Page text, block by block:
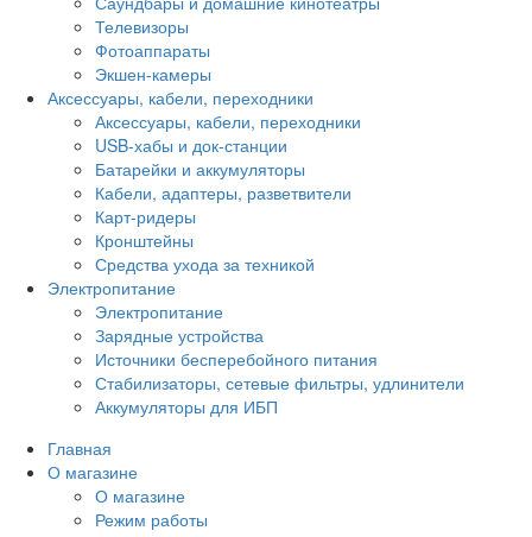
Телевизоры
Фотоаппараты
Экшен-камеры
Аксессуары, кабели, переходники
Аксессуары, кабели, переходники
USB-хабы и док-станции
Батарейки и аккумуляторы
Кабели, адаптеры, разветвители
Карт-ридеры
Кронштейны
Средства ухода за техникой
Электропитание
Электропитание
Зарядные устройства
Источники бесперебойного питания
Стабилизаторы, сетевые фильтры, удлинители
Аккумуляторы для ИБП
Главная
О магазине
О магазине
Режим работы